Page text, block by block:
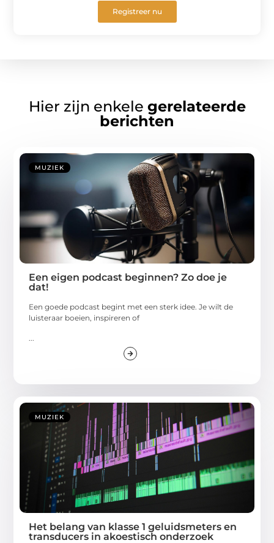
Registreer nu
Hier zijn enkele gerelateerde
berichten
MUZIEK
Een eigen podcast beginnen? Zo doe je
dat!
Een goede podcast begint met een sterk idee. Je wilt de
luisteraar boeien, inspireren of
MUZIEK
Het belang van klasse 1 geluidsmeters en
transducers in akoestisch onderzoek